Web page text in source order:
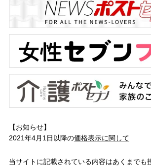
【お知らせ】
2021年4月1日以降の価格表示に関して
当サイトに記載されている内容はあくまでも